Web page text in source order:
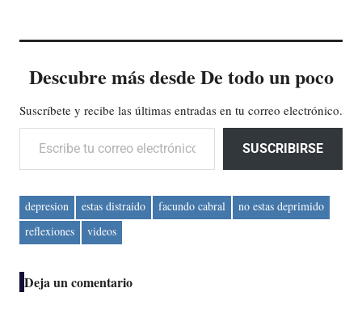
Descubre más desde De todo un poco
Suscríbete y recibe las últimas entradas en tu correo electrónico.
Escribe tu correo electrónico…
SUSCRIBIRSE
depresion estas distraido facundo cabral
no estas deprimido
reflexiones
videos
Deja un comentario